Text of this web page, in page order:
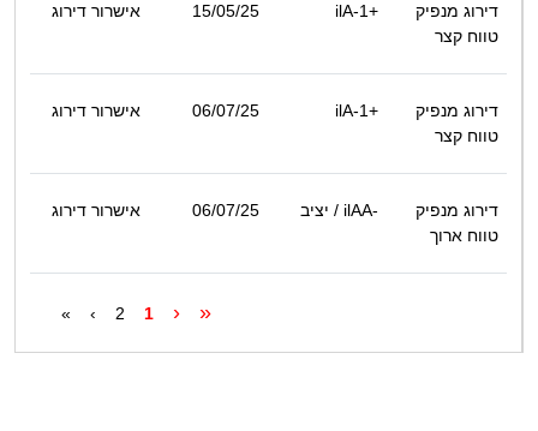
דירוג מנפיק
טווח קצר
ilA-1+
15/05/25 אישרור דירוג
דירוג מנפיק
טווח קצר
ilA-1+
06/07/25 אישרור דירוג
דירוג מנפיק
טווח ארוך
ilAA- / יציב 06/07/25 אישרור דירוג
«
‹
1
2
›
»